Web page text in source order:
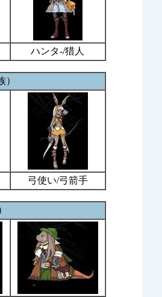
ハンタ-/猎人
弓使い/弓箭手